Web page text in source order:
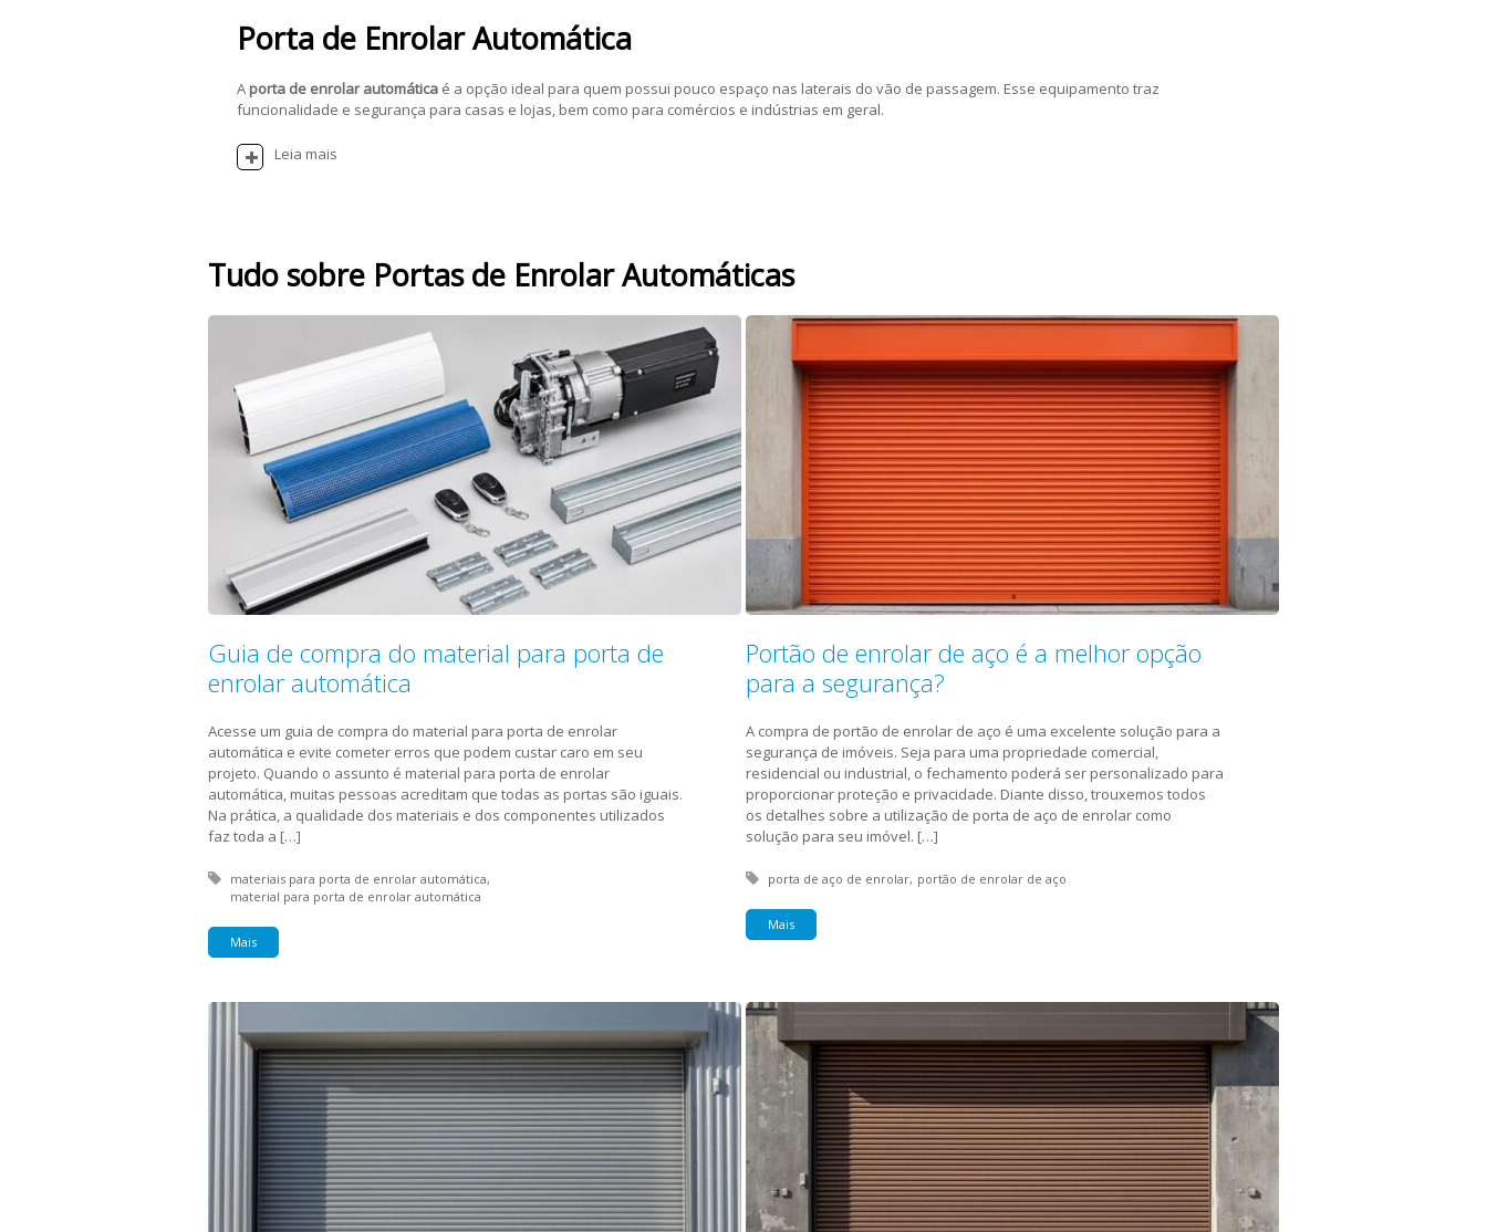
Porta de Enrolar Automática
A porta de enrolar automática é a opção ideal para quem possui pouco espaço nas laterais do vão de passagem. Esse equipamento traz
funcionalidade e segurança para casas e lojas, bem como para comércios e indústrias em geral.
Leia mais
Tudo sobre Portas de Enrolar Automáticas
Guia de compra do material para porta de
enrolar automática
Acesse um guia de compra do material para porta de enrolar
automática e evite cometer erros que podem custar caro em seu
projeto. Quando o assunto é material para porta de enrolar
automática, muitas pessoas acreditam que todas as portas são iguais.
Na prática, a qualidade dos materiais e dos componentes utilizados
faz toda a […]
Tagged with:
materiais para porta de enrolar automática
material para porta de enrolar automática
Mais
Portão de enrolar de aço é a melhor opção
para a segurança?
A compra de portão de enrolar de aço é uma excelente solução para a
segurança de imóveis. Seja para uma propriedade comercial,
residencial ou industrial, o fechamento poderá ser personalizado para
proporcionar proteção e privacidade. Diante disso, trouxemos todos
os detalhes sobre a utilização de porta de aço de enrolar como
solução para seu imóvel. […]
Tagged with:
porta de aço de enrolar portão de enrolar de aço
Mais